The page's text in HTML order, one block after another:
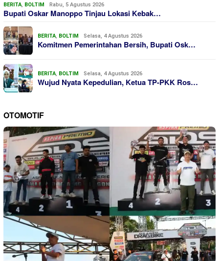
BERITA, BOLTIM Rabu, 5 Agustus 2026
Bupati Oskar Manoppo Tinjau Lokasi Kebak…
BERITA, BOLTIM Selasa, 4 Agustus 2026
Komitmen Pemerintahan Bersih, Bupati Osk…
BERITA, BOLTIM Selasa, 4 Agustus 2026
Wujud Nyata Kepedulian, Ketua TP-PKK Ros…
OTOMOTIF